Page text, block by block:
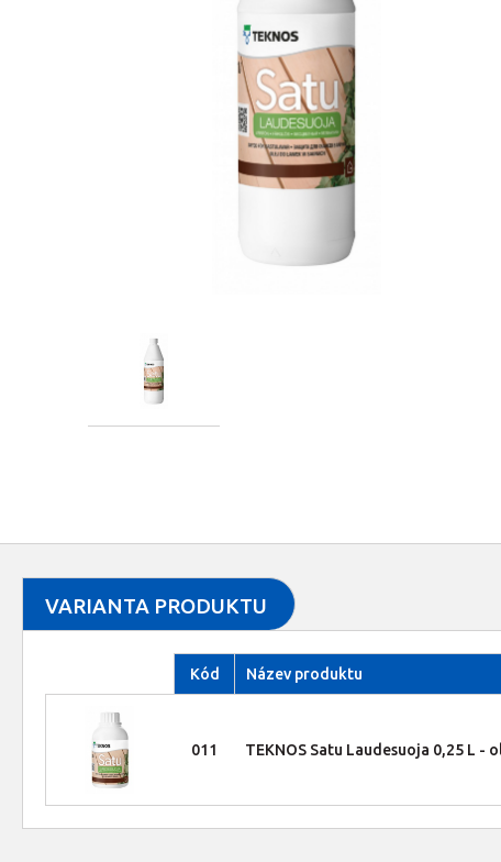
VARIANTA PRODUKTU
Kód Název produktu
011 TEKNOS Satu Laudesuoja 0,25 L -